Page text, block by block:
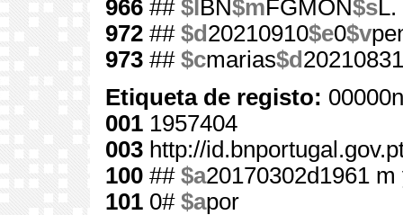
966 ## $l BN$mFGMON$s
972 ## $d 20210910$e0$v
973 ## $cmarias$d 20210831
Etiqueta de registo:
001 1957404
003 http://
100 ## $a20170302d1961
101 0# $apor